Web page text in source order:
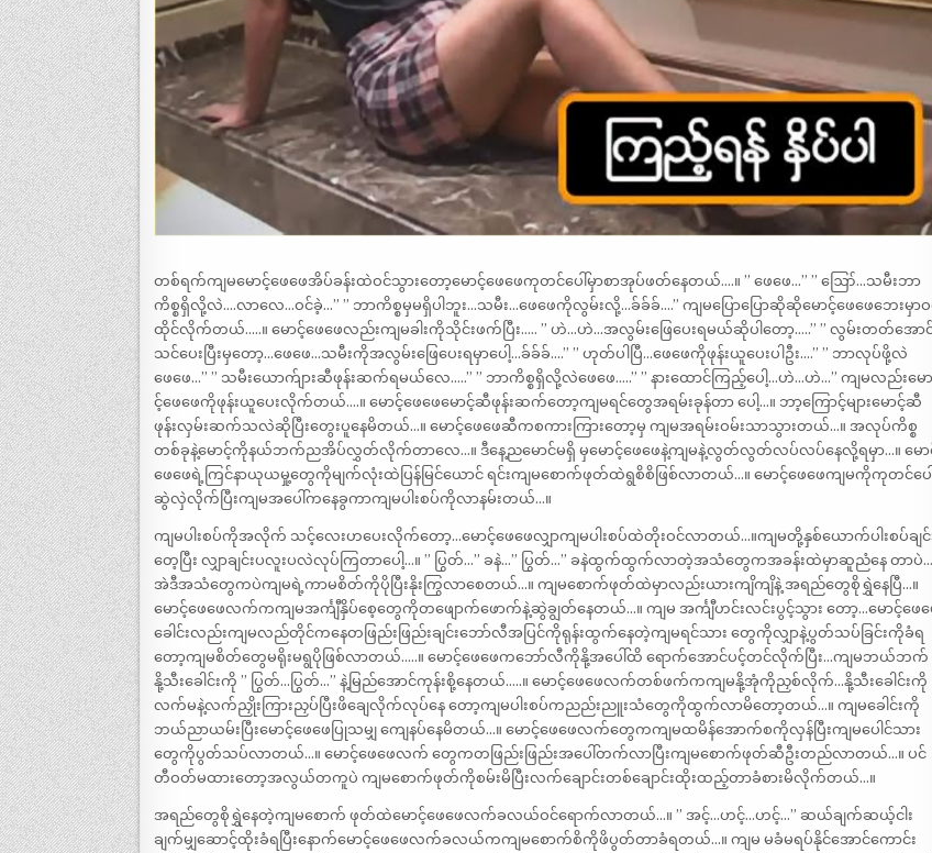
တစ်ရက်ကျမမောင့်ဖေဖေအိပ်ခန်းထဲဝင်သွားတော့မောင့်ဖေဖေကုတင်ပေါ်မှာစာအုပ်ဖတ်နေတယ်….။ ” ဖေဖေ…” ” ဪ…သမီးဘာ
ကိစ္စရှိလို့လဲ….လာလေ…ဝင်ခဲ့…” ” ဘာကိစ္စမှမရှိပါဘူး…သမီး…ဖေဖေကိုလွမ်းလို့…ခ်ခ်ခ်….” ကျမပြောပြောဆိုဆိုမောင့်ဖေဖေဘေးမှာ
ထိုင်လိုက်တယ်…..။ မောင့်ဖေဖေလည်းကျမခါးကိုသိုင်းဖက်ပြီး….. ” ဟဲ…ဟဲ…အလွမ်းဖြေပေးရမယ်ဆိုပါတော့…..” ” လွမ်းတတ်အော
သင်ပေးပြီးမှတော့…ဖေဖေ…သမီးကိုအလွမ်းဖြေပေးရမှာပေါ့…ခ်ခ်ခ်….” ” ဟုတ်ပါပြီ…ဖေဖေကိုဖုန်းယူပေးပါဦး….” ” ဘာလုပ်ဖို့လဲ
ဖေဖေ…” ” သမီးယောက်ျားဆီဖုန်းဆက်ရမယ်လေ…..” ” ဘာကိစ္စရှိလို့လဲဖေဖေ…..” ” နားထောင်ကြည့်ပေါ့…ဟဲ…ဟဲ…” ကျမလည်းမော
င့်ဖေဖေကိုဖုန်းယူပေးလိုက်တယ်….။ မောင့်ဖေဖေမောင့်ဆီဖုန်းဆက်တော့ကျမရင်တွေအရမ်းခုန်တာ ပေါ့…။ ဘာ့ကြောင့်များမောင့်ဆီ
ဖုန်းလှမ်းဆက်သလဲဆိုပြီးတွေးပူနေမိတယ်…။ မောင့်ဖေဖေဆီကစကားကြားတော့မှ ကျမအရမ်းဝမ်းသာသွားတယ်…။ အလုပ်ကိစ္စ
တစ်ခုနဲ့မောင့်ကိုနယ်ဘက်ညအိပ်လွှတ်လိုက်တာလေ…။ ဒီနေ့ညမောင်မရှိ မှမောင့်ဖေဖေနဲ့ကျမနဲ့လွတ်လွတ်လပ်လပ်နေလို့ရမှာ…။ မော
ဖေဖေရဲ့ကြင်နာယုယမှု့တွေကိုမျက်လုံးထဲပြန်မြင်ယောင် ရင်းကျမစောက်ဖုတ်ထဲရွစိစိဖြစ်လာတယ်…။ မောင့်ဖေဖေကျမကိုကုတင်ပေါ်
ဆွဲလှဲလိုက်ပြီးကျမအပေါ်ကနေခွကာကျမပါးစပ်ကိုလာနမ်းတယ်…။
ကျမပါးစပ်ကိုအလိုက် သင့်လေးဟပေးလိုက်တော့…မောင့်ဖေဖေလျှာကျမပါးစပ်ထဲတိုးဝင်လာတယ်…။ကျမတို့နှစ်ယောက်ပါးစပ်ချင်
တေ့ပြီး လျှာချင်းပလူးပလဲလုပ်ကြတာပေါ့…။ ” ပြွတ်…” ခနဲ…” ပြွတ်…” ခနဲထွက်ထွက်လာတဲ့အသံတွေကအခန်းထဲမှာဆူညံနေ တာပဲ…
အဲဒီအသံတွေကပဲကျမရဲ့ကာမစိတ်ကိုပိုပြီးနိုးကြွလာစေတယ်…။ ကျမစောက်ဖုတ်ထဲမှာလည်းယားကျိကျိနဲ့ အရည်တွေစိုရွှဲနေပြီ…။
မောင့်ဖေဖေလက်ကကျမအင်္ကျီနှိပ်စေ့တွေကိုတဖျောက်ဖောက်နဲ့ဆွဲချွတ်နေတယ်…။ ကျမ အင်္ကျီဟင်းလင်းပွင့်သွား တော့…မောင့်ဖေဖ
ခေါင်းလည်းကျမလည်တိုင်ကနေတဖြည်းဖြည်းချင်းဘော်လီအပြင်ကိုရုန်းထွက်နေတဲ့ကျမရင်သား တွေကိုလျှာနဲ့ပွတ်သပ်ခြင်းကိုခံရ
တော့ကျမစိတ်တွေမရိုးမရွပိုဖြစ်လာတယ်…..။ မောင့်ဖေဖေကဘော်လီကိုနို့အပေါ်ထိ ရောက်အောင်ပင့်တင်လိုက်ပြီး…ကျမဘယ်ဘက်
နို့သီးခေါင်းကို ” ပြွတ်…ပြွတ်…” နဲ့မြည်အောင်ကုန်းစို့နေတယ်…..။ မောင့်ဖေဖေလက်တစ်ဖက်ကကျမနို့အုံကိုညှစ်လိုက်…နို့သီးခေါင်းကို
လက်မနဲ့လက်ညှိုးကြားညှပ်ပြီးဖိချေလိုက်လုပ်နေ တော့ကျမပါးစပ်ကညည်းညူးသံတွေကိုထွက်လာမိတော့တယ်…။ ကျမခေါင်းကို
ဘယ်ညာယမ်းပြီးမောင့်ဖေဖေပြုသမျှ ကျေနပ်နေမိတယ်…။ မောင့်ဖေဖေလက်တွေကကျမထမိန်အောက်စကိုလှန်ပြီးကျမပေါင်သား
တွေကိုပွတ်သပ်လာတယ်…။ မောင့်ဖေဖေလက် တွေကတဖြည်းဖြည်းအပေါ်တက်လာပြီးကျမစောက်ဖုတ်ဆီဦးတည်လာတယ်…။ ပင်
တီဝတ်မထားတော့အလွယ်တကူပဲ ကျမစောက်ဖုတ်ကိုစမ်းမိပြီးလက်ချောင်းတစ်ချောင်းထိုးထည့်တာခံစားမိလိုက်တယ်…။
အရည်တွေစိုရွှဲနေတဲ့ကျမစောက် ဖုတ်ထဲမောင့်ဖေဖေလက်ခလယ်ဝင်ရောက်လာတယ်…။ ” အင့်…ဟင့်…ဟင့်…” ဆယ်ချက်ဆယ့်ငါး
ချက်မျှဆောင့်ထိုးခံရပြီးနောက်မောင့်ဖေဖေလက်ခလယ်ကကျမစောက်စိကိုဖိပွတ်တာခံရတယ်…။ ကျမ မခံမရပ်နိုင်အောင်ကောင်း